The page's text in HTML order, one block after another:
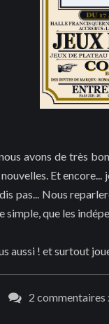
avons de très
Et
pas... Nous
simple, que les
aussi ! et surtout
2 commentaires :